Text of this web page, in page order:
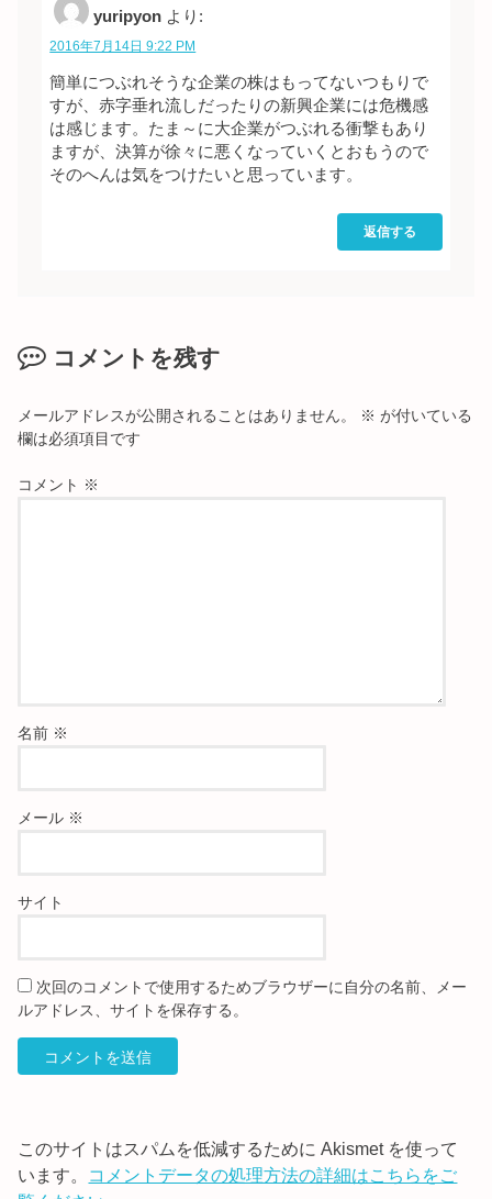
yuripyon より:
2016年7月14日 9:22 PM
簡単につぶれそうな企業の株はもってないつもりで
すが、赤字垂れ流しだったりの新興企業には危機感
は感じます。たま～に大企業がつぶれる衝撃もあり
ますが、決算が徐々に悪くなっていくとおもうので
そのへんは気をつけたいと思っています。
返信する
コメントを残す
メールアドレスが公開されることはありません。 ※ が付いている
欄は必須項目です
コメント ※
名前 ※
メール ※
サイト
次回のコメントで使用するためブラウザーに自分の名前、メー
ルアドレス、サイトを保存する。
このサイトはスパムを低減するために Akismet を使って
います。 コメントデータの処理方法の詳細はこちらをご